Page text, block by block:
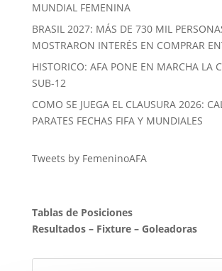
MUNDIAL FEMENINA
BRASIL 2027: MÁS DE 730 MIL
MOSTRARON INTERÉS EN COMPRAR
HISTORICO: AFA PONE EN MARCHA LA
SUB-12
COMO SE JUEGA EL CLAUSURA 2026:
PARATES FECHAS FIFA Y MUNDIALES
Tweets by FemeninoAFA
Tablas de Posiciones
Resultados– Fixture– Goleadoras